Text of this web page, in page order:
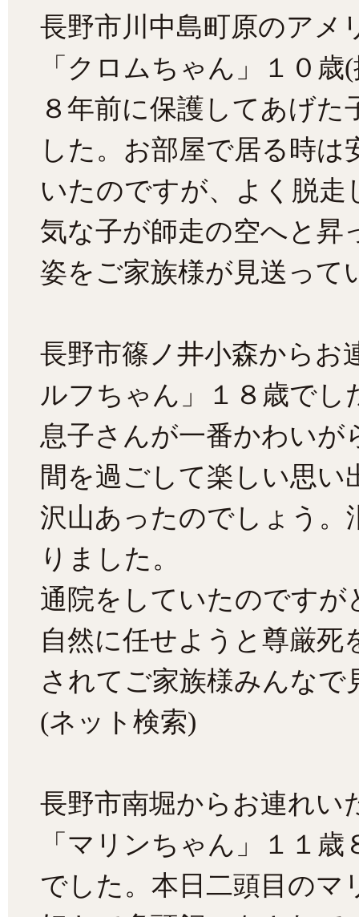
長野市川中島町原のアメ
「クロムちゃん」１０
８年前に保護してあげ
した。お部屋で居る時は
いたのですが、よく脱
気な子が師走の空へと昇
姿をご家族様が見送って
長野市篠ノ井小森からお
ルフちゃん」１８歳でし
息子さんが一番かわい
間を過ごして楽しい思い
沢山あったのでしょう。
りました。
通院をしていたのです
自然に任せようと尊厳死
されてご家族様みんな
(ネット検索)
長野市南堀からお連れい
「マリンちゃん」１１歳
でした。本日二頭目のマ